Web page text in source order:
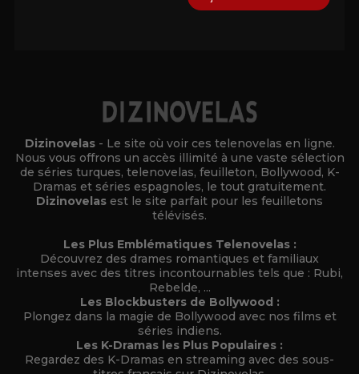
Dizinovelas - Le site où voir ces telenovelas en ligne.
Nous vous offrons un accès illimité à une vaste sélection
de séries turques, telenovelas, feuilleton, Bollywood, K-
Dramas et séries espagnoles, le tout gratuitement.
Dizinovelas est le site parfait pour les feuilletons
télévisés.
Les Plus Emblématiques Telenovelas :
Découvrez des drames romantiques et familiaux
intenses avec des titres incontournables tels que : Rubi,
Rebelde, ...
Les Blockbusters de Bollywood :
Plongez dans la magie de Bollywood avec nos films et
séries indiens.
Les K-Dramas les Plus Populaires :
Regardez des K-Dramas en streaming avec des sous-